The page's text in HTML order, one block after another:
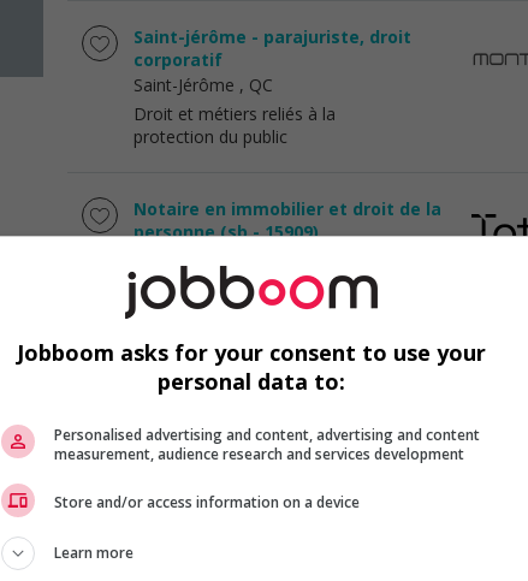
Saint-jérôme - parajuriste, droit
corporatif
Saint-Jérôme , QC
Droit et métiers reliés à la
protection du public
Notaire en immobilier et droit de la
personne (sb - 15909)
Droit et métiers reliés à la
protection du public
Adjoint / adjointe juridique
Droit et métiers reliés à la
protection du public
Jobboom asks for your consent to use your
personal data to:
Personalised advertising and content, advertising and content
measurement, audience research and services development
Store and/or access information on a device
Learn more